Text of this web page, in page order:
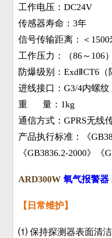
工作电压：DC24V
传感器寿命：3年
信号传输距离：＜1500
工作压力：（86～106
防爆级别：ExdⅡCT6（
进线接口：G3/4内螺纹
重 量：1kg
通信方式：GPRS无线
产品执行标准：《
《GB3836.2-2000》《
ARD300W 氧气报警器
【 日常维护】
⑴ 保持探测器表面清